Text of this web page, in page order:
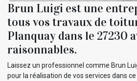
Brun Luigi est une
tous vos travaux de
Planquay dans le 27230
raisonnables.
Laissez un professionnel comme Brun
pour la réalisation de vos services dans ce